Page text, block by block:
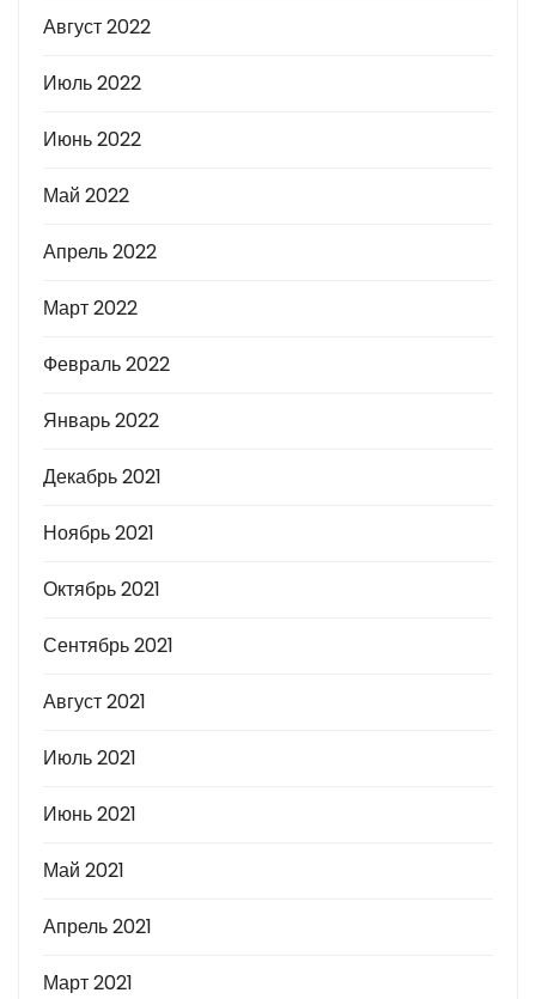
Август 2022
Июль 2022
Июнь 2022
Май 2022
Апрель 2022
Март 2022
Февраль 2022
Январь 2022
Декабрь 2021
Ноябрь 2021
Октябрь 2021
Сентябрь 2021
Август 2021
Июль 2021
Июнь 2021
Май 2021
Апрель 2021
Март 2021